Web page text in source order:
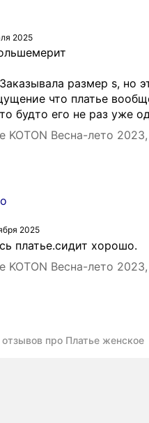
2025
Заказывала размер s, но
что платье
будто его не раз уже
KOTON Весна-лето
2025
платье.сидит хорошо.
KOTON Весна-лето
про Платье женское